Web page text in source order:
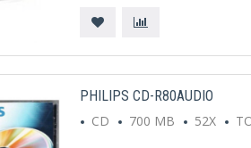
PHILIPS CD-R80AUDIO
CD
700 MB 52X